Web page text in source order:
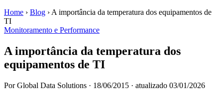
Home › Blog › A importância da temperatura dos equipamentos de
TI
Monitoramento e Performance
A importância da temperatura dos
equipamentos de TI
Por Global Data Solutions · 18/06/2015 · atualizado 03/01/2026